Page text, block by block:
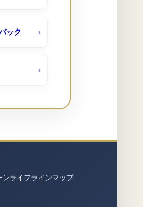
バック５
ック
ンライフラインマップ